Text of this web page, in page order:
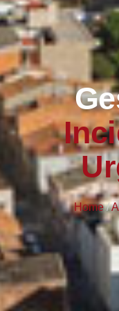
Home/